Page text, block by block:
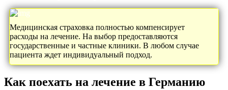
Медицинская страховка полностью компенсирует
расходы на лечение. На выбор предоставляются
государственные и частные клиники. В любом случае
пациента ждет индивидуальный подход.
Как поехать на лечение в Германию